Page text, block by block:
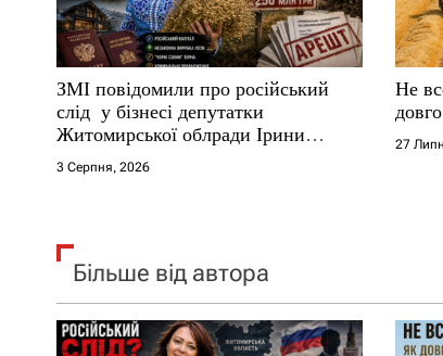
и
с
і
в
ЗМІ повідомили про російський
слід у бізнесі депутатки
Житомирської облради Ірини
Костюшко та чому можуть
арештувати її активи
3 Серпня, 2026
Не
27
Більше від автора